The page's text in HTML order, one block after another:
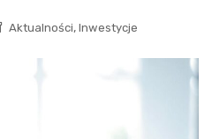
Aktualności, Inwestycje